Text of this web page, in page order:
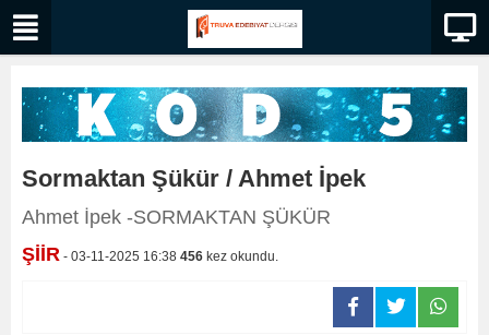
Sormaktan Şükür / Ahmet İpek
Ahmet İpek -SORMAKTAN ŞÜKÜR
ŞİİR - 03-11-2025 16:38 456 kez okundu.